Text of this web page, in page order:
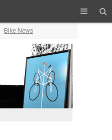
Bike News